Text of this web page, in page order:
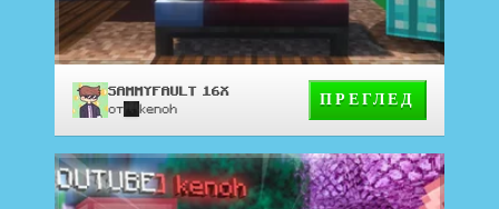
SAMMYFAULT 16X
от kenoh
ПРЕГЛЕД